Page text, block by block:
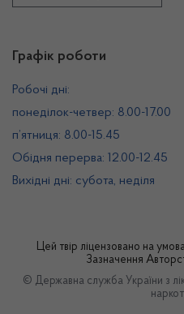
Графік роботи
Робочі дні:
понеділок-четвер: 8.00-17.00
п’ятниця: 8.00-15.45
Обідня перерва: 12.00-12.45
Вихідні дні: субота, неділя
Цей твір ліцензовано на
Зазначення
© Державна служба України з